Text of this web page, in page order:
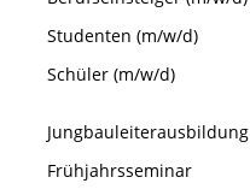
Studenten (m/w/d)
Schüler (m/w/d)
Jungbauleiterausbildung
Frühjahrsseminar